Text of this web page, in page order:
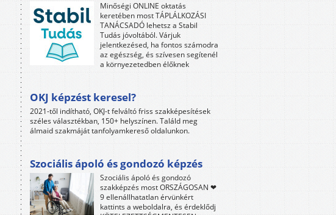
Minőségi ONLINE oktatás
keretében most TÁPLÁLKOZÁSI
TANÁCSADÓ lehetsz a Stabil
Tudás jóvoltából. Várjuk
jelentkezésed, ha fontos számodra
az egészség, és szívesen segítenél
a környezetedben élőknek
OKJ képzést keresel?
2021-től indítható, OKJ-t felváltó friss szakképesítések
széles választékban, 150+ helyszínen. Találd meg
álmaid szakmáját tanfolyamkereső oldalunkon.
Szociális ápoló és gondozó képzés
Szociális ápoló és gondozó
szakképzés most ORSZÁGOSAN ❤
9 ellenállhatatlan érvünkért
kattints a weboldalra, és érdeklődj